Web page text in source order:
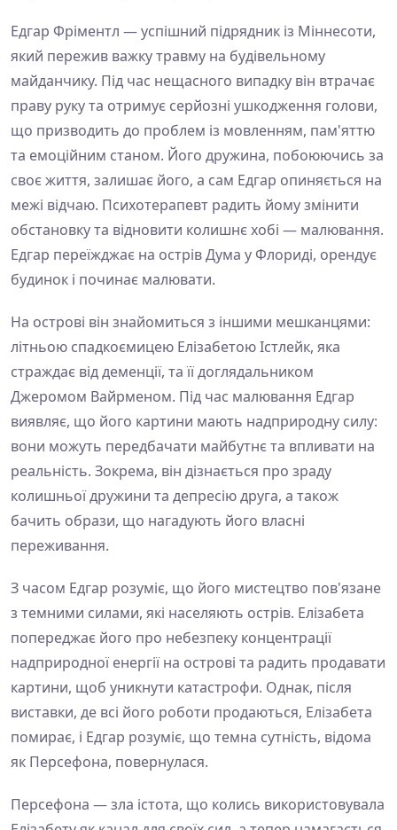
Едгар Фріментл — успішний підрядник із Міннесоти,
який пережив важку травму на будівельному
майданчику. Під час нещасного випадку він втрачає
праву руку та отримує серйозні ушкодження голови,
що призводить до проблем із мовленням, пам'яттю
та емоційним станом. Його дружина, побоюючись за
своє життя, залишає його, а сам Едгар опиняється на
межі відчаю. Психотерапевт радить йому змінити
обстановку та відновити колишнє хобі — малювання.
Едгар переїжджає на острів Дума у Флориді, орендує
будинок і починає малювати.
На острові він знайомиться з іншими мешканцями:
літньою спадкоємицею Елізабетою Істлейк, яка
страждає від деменції, та її доглядальником
Джеромом Вайрменом. Під час малювання Едгар
виявляє, що його картини мають надприродну силу:
вони можуть передбачати майбутнє та впливати на
реальність. Зокрема, він дізнається про зраду
колишньої дружини та депресію друга, а також
бачить образи, що нагадують його власні
переживання.
З часом Едгар розуміє, що його мистецтво пов'язане
з темними силами, які населяють острів. Елізабета
попереджає його про небезпеку концентрації
надприродної енергії на острові та радить продавати
картини, щоб уникнути катастрофи. Однак, після
виставки, де всі його роботи продаються, Елізабета
помирає, і Едгар розуміє, що темна сутність, відома
як Персефона, повернулася.
Персефона — зла істота, що колись використовувала